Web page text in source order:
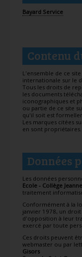
Bayard Service
Contenu
L'ensemble de ce
internationale sur le
Tous les droits de
les documents
iconographiques et
ou partie de ce site
qu'il soit est
Les marques citées
en sont propriétaires.
Données
Les données
Ecole - Collège
traitement
Conformément à la
janvier 1978, un
d'opposition à leur
exercé par toute
Ces droits peuvent
webmaster ou par
Gisors